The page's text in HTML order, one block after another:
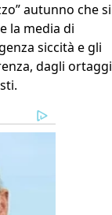
autunno che si
la media di
siccità e gli
dagli ortaggi